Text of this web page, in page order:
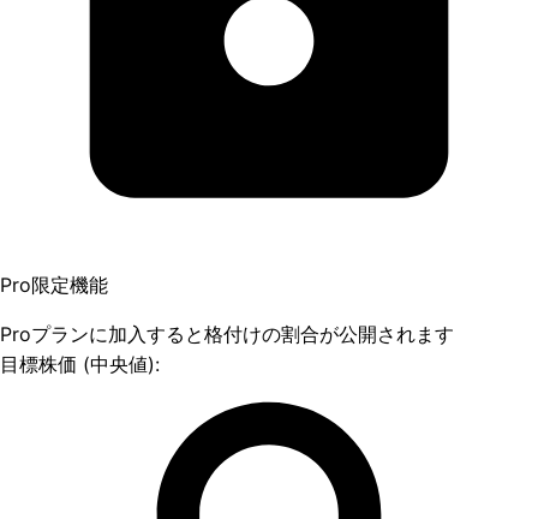
Pro限定機能
Proプランに加入すると格付けの割合が公開されます
目標株価 (中央値):